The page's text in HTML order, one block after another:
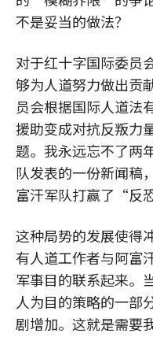
不是妥当的做法？
对于红十字国际委员
够为人道努力做出贡
员会根据国际人道法
援助变成对抗反叛力
题。我永远忘不了两
队发表的一份新闻稿
富汗军队打赢了“反
这种局势的发展使得
有人道工作者与阿富
军事目的联系起来。
人为目的策略的一部
剧增加。这就是需要